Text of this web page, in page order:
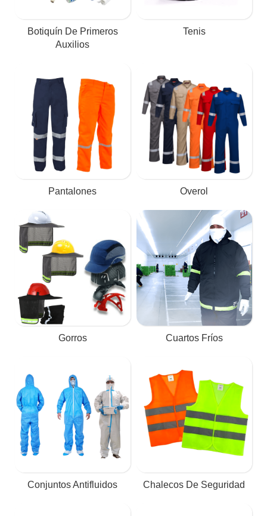
Botiquín De Primeros
Auxilios
Tenis
Pantalones Overol
Gorros Cuartos Fríos
Conjuntos Antifluidos Chalecos De Seguridad